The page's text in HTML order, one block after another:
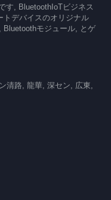
す, BluetoothIoTビジネス
トデバイスのオリジナル
Bluetoothモジュール, とゲ
清路, 龍華, 深セン, 広東,